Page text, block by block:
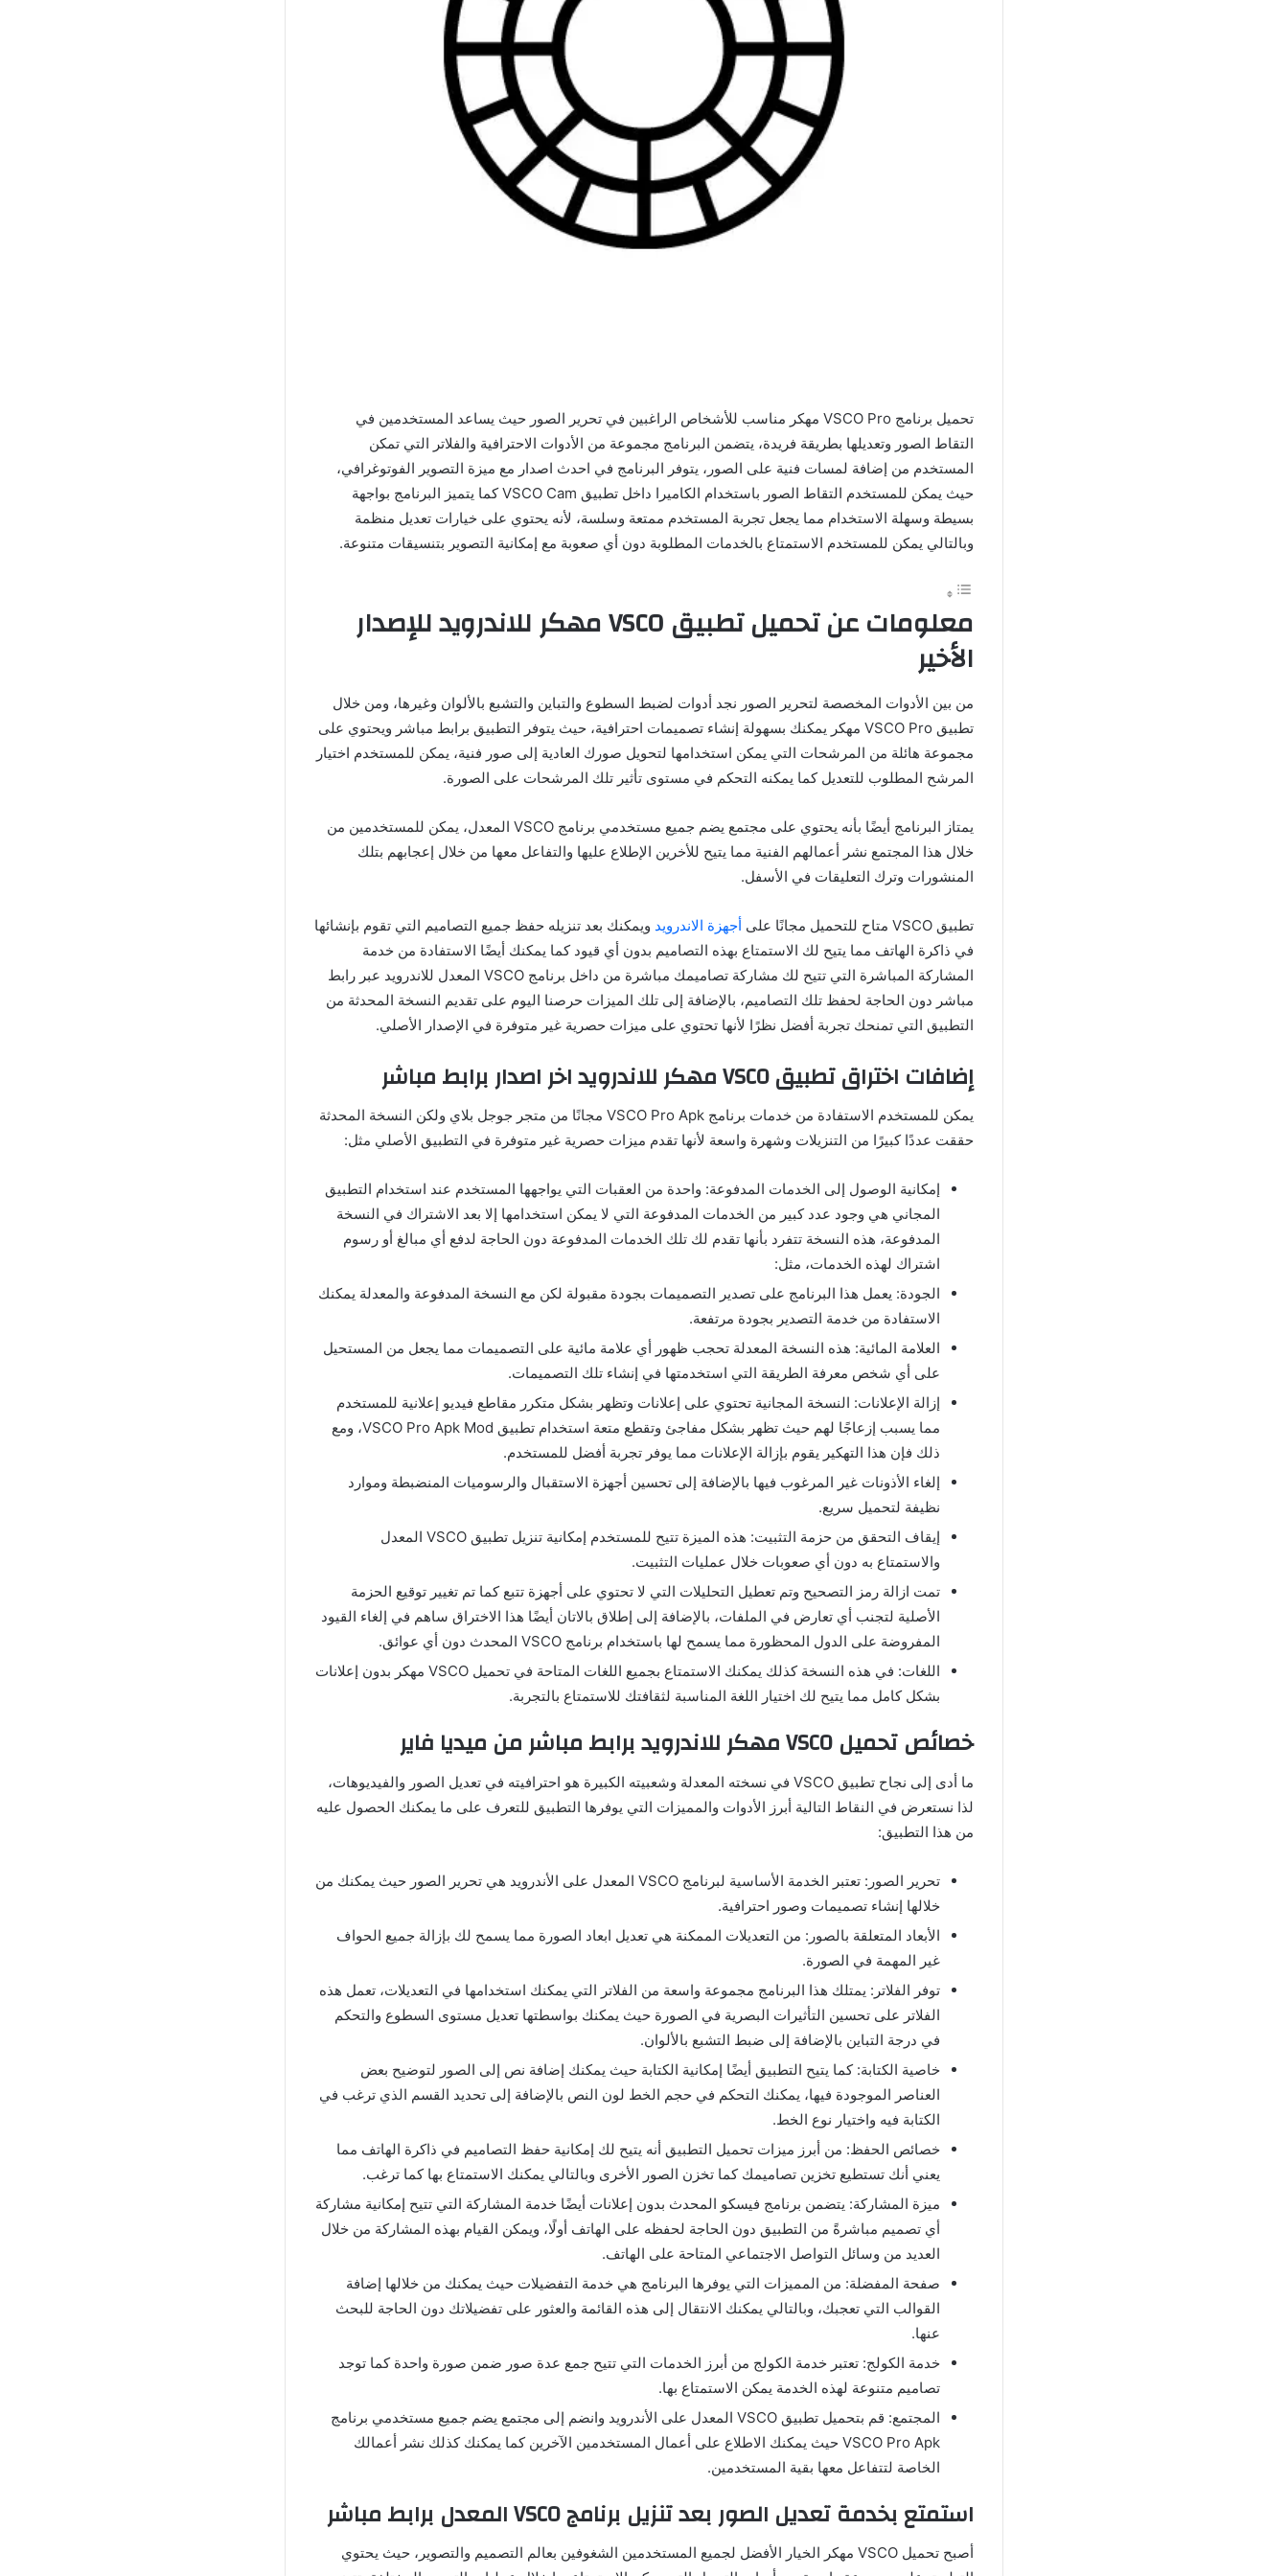
تحميل برنامج VSCO Pro مهكر مناسب للأشخاص الراغبين في تحرير الصور حيث يساعد المستخدمين في
التقاط الصور وتعديلها بطريقة فريدة، يتضمن البرنامج مجموعة من الأدوات الاحترافية والفلاتر التي تمكن
المستخدم من إضافة لمسات فنية على الصور، يتوفر البرنامج في احدث اصدار مع ميزة التصوير الفوتوغرافي،
حيث يمكن للمستخدم التقاط الصور باستخدام الكاميرا داخل تطبيق VSCO Cam كما يتميز البرنامج بواجهة
بسيطة وسهلة الاستخدام مما يجعل تجربة المستخدم ممتعة وسلسة، لأنه يحتوي على خيارات تعديل منظمة
وبالتالي يمكن للمستخدم الاستمتاع بالخدمات المطلوبة دون أي صعوبة مع إمكانية التصوير بتنسيقات متنوعة.
معلومات عن تحميل تطبيق VSCO مهكر للاندرويد للإصدار
الأخير
من بين الأدوات المخصصة لتحرير الصور نجد أدوات لضبط السطوع والتباين والتشبع بالألوان وغيرها، ومن خلال
تطبيق VSCO Pro مهكر يمكنك بسهولة إنشاء تصميمات احترافية، حيث يتوفر التطبيق برابط مباشر ويحتوي على
مجموعة هائلة من المرشحات التي يمكن استخدامها لتحويل صورك العادية إلى صور فنية، يمكن للمستخدم اختيار
المرشح المطلوب للتعديل كما يمكنه التحكم في مستوى تأثير تلك المرشحات على الصورة.
يمتاز البرنامج أيضًا بأنه يحتوي على مجتمع يضم جميع مستخدمي برنامج VSCO المعدل، يمكن للمستخدمين من
خلال هذا المجتمع نشر أعمالهم الفنية مما يتيح للأخرين الإطلاع عليها والتفاعل معها من خلال إعجابهم بتلك
المنشورات وترك التعليقات في الأسفل.
تطبيق VSCO متاح للتحميل مجانًا على أجهزة الاندرويد ويمكنك بعد تنزيله حفظ جميع التصاميم التي تقوم بإنشائها
في ذاكرة الهاتف مما يتيح لك الاستمتاع بهذه التصاميم بدون أي قيود كما يمكنك أيضًا الاستفادة من خدمة
المشاركة المباشرة التي تتيح لك مشاركة تصاميمك مباشرة من داخل برنامج VSCO المعدل للاندرويد عبر رابط
مباشر دون الحاجة لحفظ تلك التصاميم، بالإضافة إلى تلك الميزات حرصنا اليوم على تقديم النسخة المحدثة من
التطبيق التي تمنحك تجربة أفضل نظرًا لأنها تحتوي على ميزات حصرية غير متوفرة في الإصدار الأصلي.
إضافات اختراق تطبيق VSCO مهكر للاندرويد اخر اصدار برابط مباشر
يمكن للمستخدم الاستفادة من خدمات برنامج VSCO Pro Apk مجانًا من متجر جوجل بلاي ولكن النسخة المحدثة
حققت عددًا كبيرًا من التنزيلات وشهرة واسعة لأنها تقدم ميزات حصرية غير متوفرة في التطبيق الأصلي مثل:
إمكانية الوصول إلى الخدمات المدفوعة: واحدة من العقبات التي يواجهها المستخدم عند استخدام التطبيق
المجاني هي وجود عدد كبير من الخدمات المدفوعة التي لا يمكن استخدامها إلا بعد الاشتراك في النسخة
المدفوعة، هذه النسخة تتفرد بأنها تقدم لك تلك الخدمات المدفوعة دون الحاجة لدفع أي مبالغ أو رسوم
اشتراك لهذه الخدمات، مثل:
الجودة: يعمل هذا البرنامج على تصدير التصميمات بجودة مقبولة لكن مع النسخة المدفوعة والمعدلة يمكنك
الاستفادة من خدمة التصدير بجودة مرتفعة.
العلامة المائية: هذه النسخة المعدلة تحجب ظهور أي علامة مائية على التصميمات مما يجعل من المستحيل
على أي شخص معرفة الطريقة التي استخدمتها في إنشاء تلك التصميمات.
إزالة الإعلانات: النسخة المجانية تحتوي على إعلانات وتظهر بشكل متكرر مقاطع فيديو إعلانية للمستخدم
مما يسبب إزعاجًا لهم حيث تظهر بشكل مفاجئ وتقطع متعة استخدام تطبيق VSCO Pro Apk Mod، ومع
ذلك فإن هذا التهكير يقوم بإزالة الإعلانات مما يوفر تجربة أفضل للمستخدم.
إلغاء الأذونات غير المرغوب فيها بالإضافة إلى تحسين أجهزة الاستقبال والرسوميات المنضبطة وموارد
نظيفة لتحميل سريع.
إيقاف التحقق من حزمة التثبيت: هذه الميزة تتيح للمستخدم إمكانية تنزيل تطبيق VSCO المعدل
والاستمتاع به دون أي صعوبات خلال عمليات التثبيت.
تمت ازالة رمز التصحيح وتم تعطيل التحليلات التي لا تحتوي على أجهزة تتبع كما تم تغيير توقيع الحزمة
الأصلية لتجنب أي تعارض في الملفات، بالإضافة إلى إطلاق بالاتان أيضًا هذا الاختراق ساهم في إلغاء القيود
المفروضة على الدول المحظورة مما يسمح لها باستخدام برنامج VSCO المحدث دون أي عوائق.
اللغات: في هذه النسخة كذلك يمكنك الاستمتاع بجميع اللغات المتاحة في تحميل VSCO مهكر بدون إعلانات
بشكل كامل مما يتيح لك اختيار اللغة المناسبة لثقافتك للاستمتاع بالتجربة.
خصائص تحميل VSCO مهكر للاندرويد برابط مباشر من ميديا فاير
ما أدى إلى نجاح تطبيق VSCO في نسخته المعدلة وشعبيته الكبيرة هو احترافيته في تعديل الصور والفيديوهات،
لذا نستعرض في النقاط التالية أبرز الأدوات والمميزات التي يوفرها التطبيق للتعرف على ما يمكنك الحصول عليه
من هذا التطبيق:
تحرير الصور: تعتبر الخدمة الأساسية لبرنامج VSCO المعدل على الأندرويد هي تحرير الصور حيث يمكنك من
خلالها إنشاء تصميمات وصور احترافية.
الأبعاد المتعلقة بالصور: من التعديلات الممكنة هي تعديل ابعاد الصورة مما يسمح لك بإزالة جميع الحواف
غير المهمة في الصورة.
توفر الفلاتر: يمتلك هذا البرنامج مجموعة واسعة من الفلاتر التي يمكنك استخدامها في التعديلات، تعمل هذه
الفلاتر على تحسين التأثيرات البصرية في الصورة حيث يمكنك بواسطتها تعديل مستوى السطوع والتحكم
في درجة التباين بالإضافة إلى ضبط التشبع بالألوان.
خاصية الكتابة: كما يتيح التطبيق أيضًا إمكانية الكتابة حيث يمكنك إضافة نص إلى الصور لتوضيح بعض
العناصر الموجودة فيها، يمكنك التحكم في حجم الخط لون النص بالإضافة إلى تحديد القسم الذي ترغب في
الكتابة فيه واختيار نوع الخط.
خصائص الحفظ: من أبرز ميزات تحميل التطبيق أنه يتيح لك إمكانية حفظ التصاميم في ذاكرة الهاتف مما
يعني أنك تستطيع تخزين تصاميمك كما تخزن الصور الأخرى وبالتالي يمكنك الاستمتاع بها كما ترغب.
ميزة المشاركة: يتضمن برنامج فيسكو المحدث بدون إعلانات أيضًا خدمة المشاركة التي تتيح إمكانية مشاركة
أي تصميم مباشرةً من التطبيق دون الحاجة لحفظه على الهاتف أولًا، ويمكن القيام بهذه المشاركة من خلال
العديد من وسائل التواصل الاجتماعي المتاحة على الهاتف.
صفحة المفضلة: من المميزات التي يوفرها البرنامج هي خدمة التفضيلات حيث يمكنك من خلالها إضافة
القوالب التي تعجبك، وبالتالي يمكنك الانتقال إلى هذه القائمة والعثور على تفضيلاتك دون الحاجة للبحث
عنها.
خدمة الكولج: تعتبر خدمة الكولج من أبرز الخدمات التي تتيح جمع عدة صور ضمن صورة واحدة كما توجد
تصاميم متنوعة لهذه الخدمة يمكن الاستمتاع بها.
المجتمع: قم بتحميل تطبيق VSCO المعدل على الأندرويد وانضم إلى مجتمع يضم جميع مستخدمي برنامج
VSCO Pro Apk حيث يمكنك الاطلاع على أعمال المستخدمين الآخرين كما يمكنك كذلك نشر أعمالك
الخاصة لتتفاعل معها بقية المستخدمين.
استمتع بخدمة تعديل الصور بعد تنزيل برنامج VSCO المعدل برابط مباشر
أصبح تحميل VSCO مهكر الخيار الأفضل لجميع المستخدمين الشغوفين بعالم التصميم والتصوير، حيث يحتوي